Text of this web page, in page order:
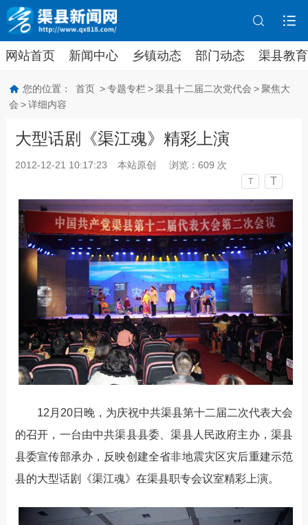
网站首页 新闻中心 乡镇动态 部门动态 渠县教育
您的位置： 首页 > 专题专栏 > 渠县十二届二次党代会 > 聚焦大
会 > 详细内容
大型话剧《渠江魂》精彩上演
2012-12-21 10:17:23 本站原创 浏览： 609 次
T T
12月20日晚，为庆祝中共渠县第十二届二次代表大会
的召开，一台由中共渠县县委、渠县人民政府主办，渠县
县委宣传部承办，反映创建全省非地震灾区灾后重建示范
县的大型话剧《渠江魂》在渠县职专会议室精彩上演。